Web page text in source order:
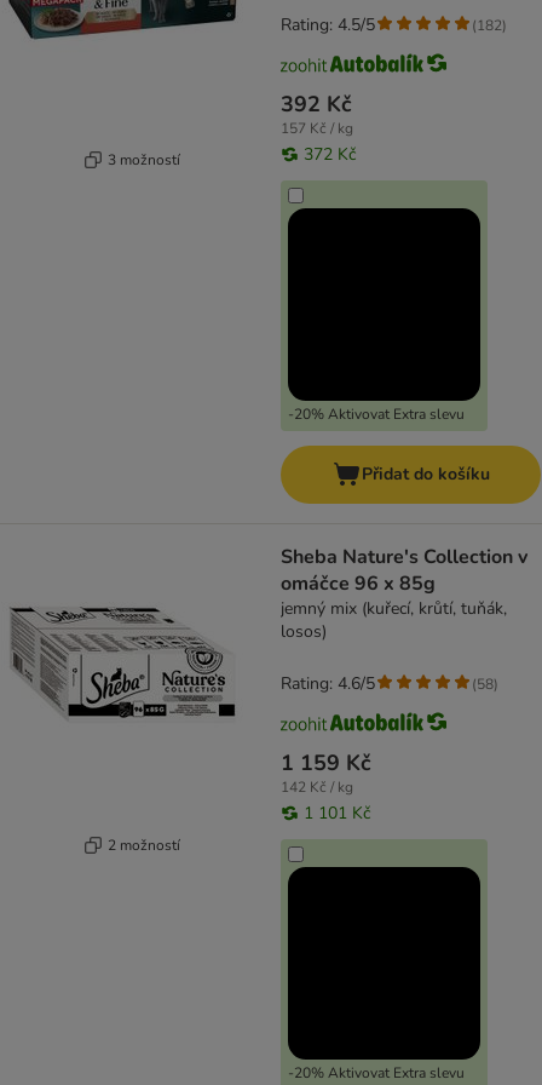
3 možností
392 Kč
157 Kč / kg
372 Kč
-20% Aktivovat Extra slevu
Rating: 4.5/5 (182)
Přidat do košíku
2 možností
Sheba Nature's Collection v
omáčce 96 x 85g
jemný mix (kuřecí, krůtí, tuňák,
losos)
1 159 Kč
142 Kč / kg
1 101 Kč
-20% Aktivovat Extra slevu
Rating: 4.6/5 (58)